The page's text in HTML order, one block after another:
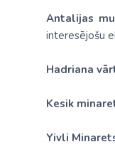
Antalijas
interesējošu
Hadriana
Kesik
Yivli